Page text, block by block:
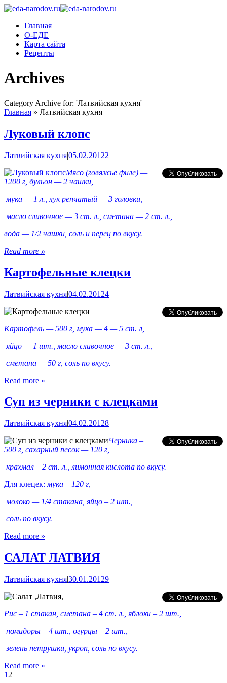
Главная
О-ЕДЕ
Карта сайта
Рецепты
Archives
Category Archive for: 'Латвийская кухня'
Главная » Латвийская кухня
Луковый клопс
Латвийская кухня|05.02.20122
Мясо (говяжье филе) —
1200 г, бульон — 2 чашки,
мука — 1 л., лук репчатый — 3 головки,
масло сливочное — 3 ст. л., сметана — 2 ст. л.,
вода — 1/2 чашки, соль и перец по вкусу.
Read more »
Картофельные клецки
Латвийская кухня|04.02.20124
Картофель — 500 г, мука — 4 — 5 ст. л,
яйцо — 1 шт., масло сливочное — 3 ст. л.,
сметана — 50 г, соль по вкусу.
Read more »
Суп из черники с клецками
Латвийская кухня|04.02.20128
Черника –
500 г, сахарный песок — 120 г,
крахмал – 2 ст. л., лимонная кислота по вкусу.
Для клецек: мука – 120 г,
молоко — 1/4 стакана, яйцо – 2 шт.,
соль по вкусу.
Read more »
САЛАТ ЛАТВИЯ
Латвийская кухня|30.01.20129
Рис – 1 стакан, сметана – 4 ст. л., яблоки – 2 шт.
помидоры – 4 шт., огурцы – 2 шт.,
зелень петрушки, укроп, соль по вкусу.
Read more »
1 2